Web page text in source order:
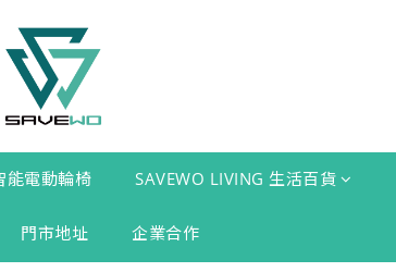
電動輪椅 SAVEWO LIVING 生活百貨
門市地址 企業合作